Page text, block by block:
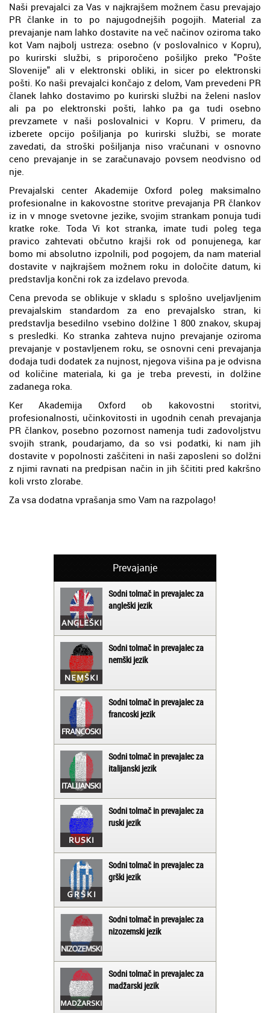
Naši prevajalci za Vas v najkrajšem možnem času prevajajo
PR članke in to po najugodnejših pogojih. Material za
prevajanje nam lahko dostavite na več načinov oziroma tako
kot Vam najbolj ustreza: osebno (v poslovalnico v Kopru),
po kurirski službi, s priporočeno pošiljko preko "Pošte
Slovenije" ali v elektronski obliki, in sicer po elektronski
pošti. Ko naši prevajalci končajo z delom, Vam prevedeni PR
članek lahko dostavimo po kurirski službi na želeni naslov
ali pa po elektronski pošti, lahko pa ga tudi osebno
prevzamete v naši poslovalnici v Kopru. V primeru, da
izberete opcijo pošiljanja po kurirski službi, se morate
zavedati, da stroški pošiljanja niso vračunani v osnovno
ceno prevajanje in se zaračunavajo povsem neodvisno od
nje.
Prevajalski center Akademije Oxford poleg maksimalno
profesionalne in kakovostne storitve prevajanja PR člankov
iz in v mnoge svetovne jezike, svojim strankam ponuja tudi
kratke roke. Toda Vi kot stranka, imate tudi poleg tega
pravico zahtevati občutno krajši rok od ponujenega, kar
bomo mi absolutno izpolnili, pod pogojem, da nam material
dostavite v najkrajšem možnem roku in določite datum, ki
predstavlja končni rok za izdelavo prevoda.
Cena prevoda se oblikuje v skladu s splošno uveljavljenim
prevajalskim standardom za eno prevajalsko stran, ki
predstavlja besedilno vsebino dolžine 1 800 znakov, skupaj
s presledki. Ko stranka zahteva nujno prevajanje oziroma
prevajanje v postavljenem roku, se osnovni ceni prevajanja
dodaja tudi dodatek za nujnost, njegova višina pa je odvisna
od količine materiala, ki ga je treba prevesti, in dolžine
zadanega roka.
Ker Akademija Oxford ob kakovostni storitvi,
profesionalnosti, učinkovitosti in ugodnih cenah prevajanja
PR člankov, posebno pozornost namenja tudi zadovoljstvu
svojih strank, poudarjamo, da so vsi podatki, ki nam jih
dostavite v popolnosti zaščiteni in naši zaposleni so dolžni
z njimi ravnati na predpisan način in jih ščititi pred kakršno
koli vrsto zlorabe.
Za vsa dodatna vprašanja smo Vam na razpolago!
Prevajanje
Sodni tolmač in prevajalec za
angleški jezik
Sodni tolmač in prevajalec za
nemški jezik
Sodni tolmač in prevajalec za
francoski jezik
Sodni tolmač in prevajalec za
italijanski jezik
Sodni tolmač in prevajalec za
ruski jezik
Sodni tolmač in prevajalec za
grški jezik
Sodni tolmač in prevajalec za
nizozemski jezik
Sodni tolmač in prevajalec za
madžarski jezik